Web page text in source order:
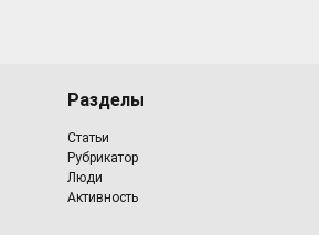
Разделы
Статьи
Рубрикатор
Люди
Активность